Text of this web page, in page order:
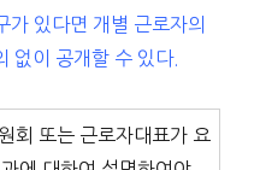
있다면 개별 근로자의
없이 공개할 수 있다.
회 또는 근로자대표가 요